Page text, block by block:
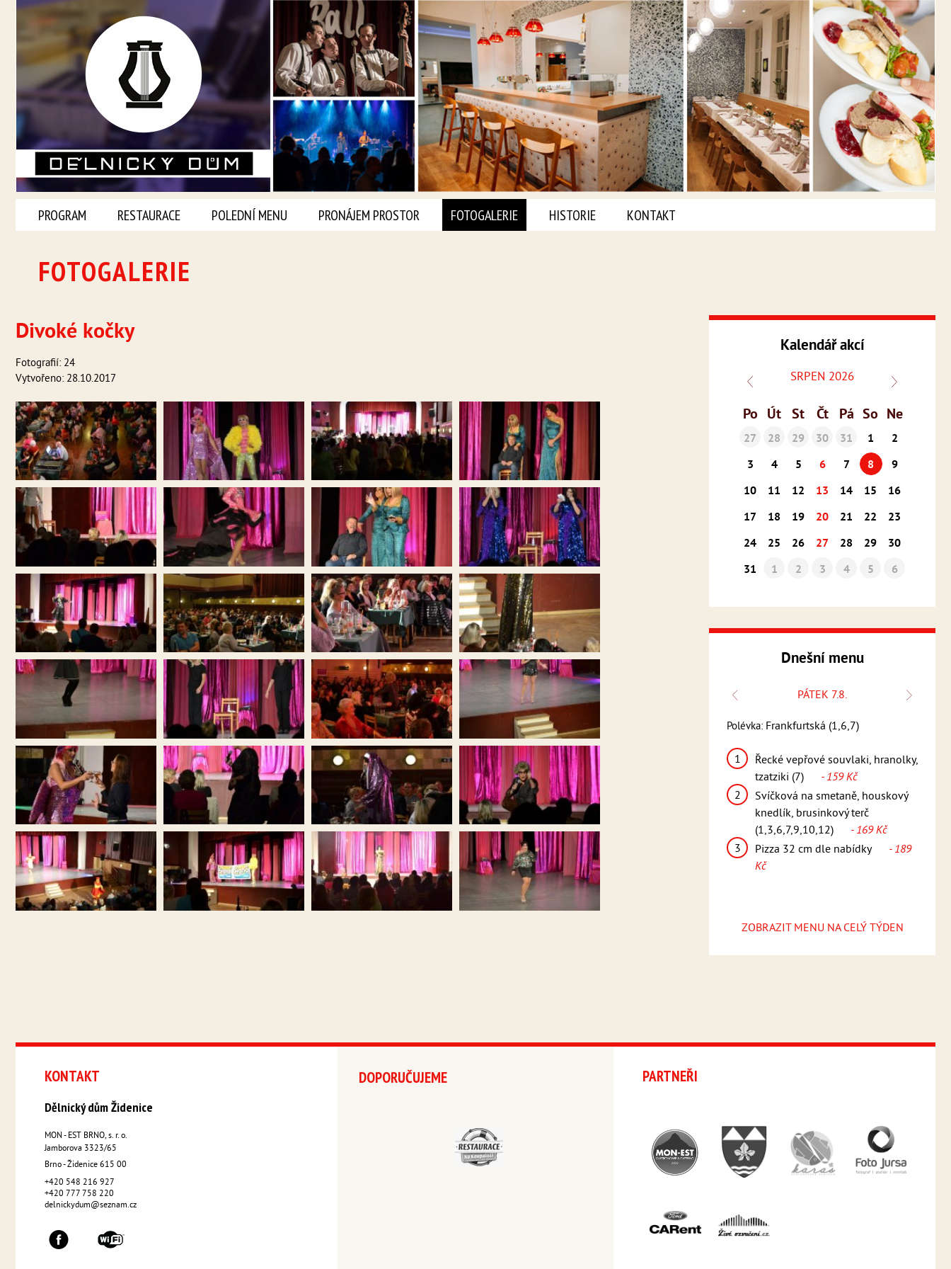
PROGRAM RESTAURACE POLEDNÍ MENU PRONÁJEM PROSTOR FOTOGALERIE HISTORIE KONTAKT
FOTOGALERIE
Divoké kočky
Fotografií: 24
Vytvořeno: 28.10.2017
Kalendář akcí
SRPEN 2026
Po Út St Čt Pá So Ne
27 28 29 30 31 1
2
3
4 5 6 7 8
9
10
11 12 13 14 15
16
17
18 19 20 21 22
23
24
25 26 27 28 29
30
31
1 2 3 4 5 6
Dnešní menu
Polévka: Fazolová (1,9)
Smažený kuřecí řízek, bramborový
salát (1,3,7,9,10,11,12)
Kč
2
Filovaná panenka, steakové
hranolky (1,6,7)
3
Pizza 32 cm dle nabídky
PÁTEK 7.8.
Polévka: Frankfurtská (1,6,7)
1
Řecké vepřové souvlaki, hranolky,
tzatziki (7)
- 159 Kč
2
Svíčková na smetaně, houskový
knedlík, brusinkový terč
(1,3,6,7,9,10,12)
- 169 Kč
3
Pizza 32 cm dle nabídky
- 189
Kč
ZOBRAZIT MENU NA CELÝ TÝDEN
KONTAKT
Dělnický dům Židenice
MON - EST BRNO, s. r. o.
Jamborova 3323/65
Brno - Židenice 615 00
+420 548 216 927
+420 777 758 220
delnickydum@seznam.cz
DOPORUČUJEME PARTNEŘI